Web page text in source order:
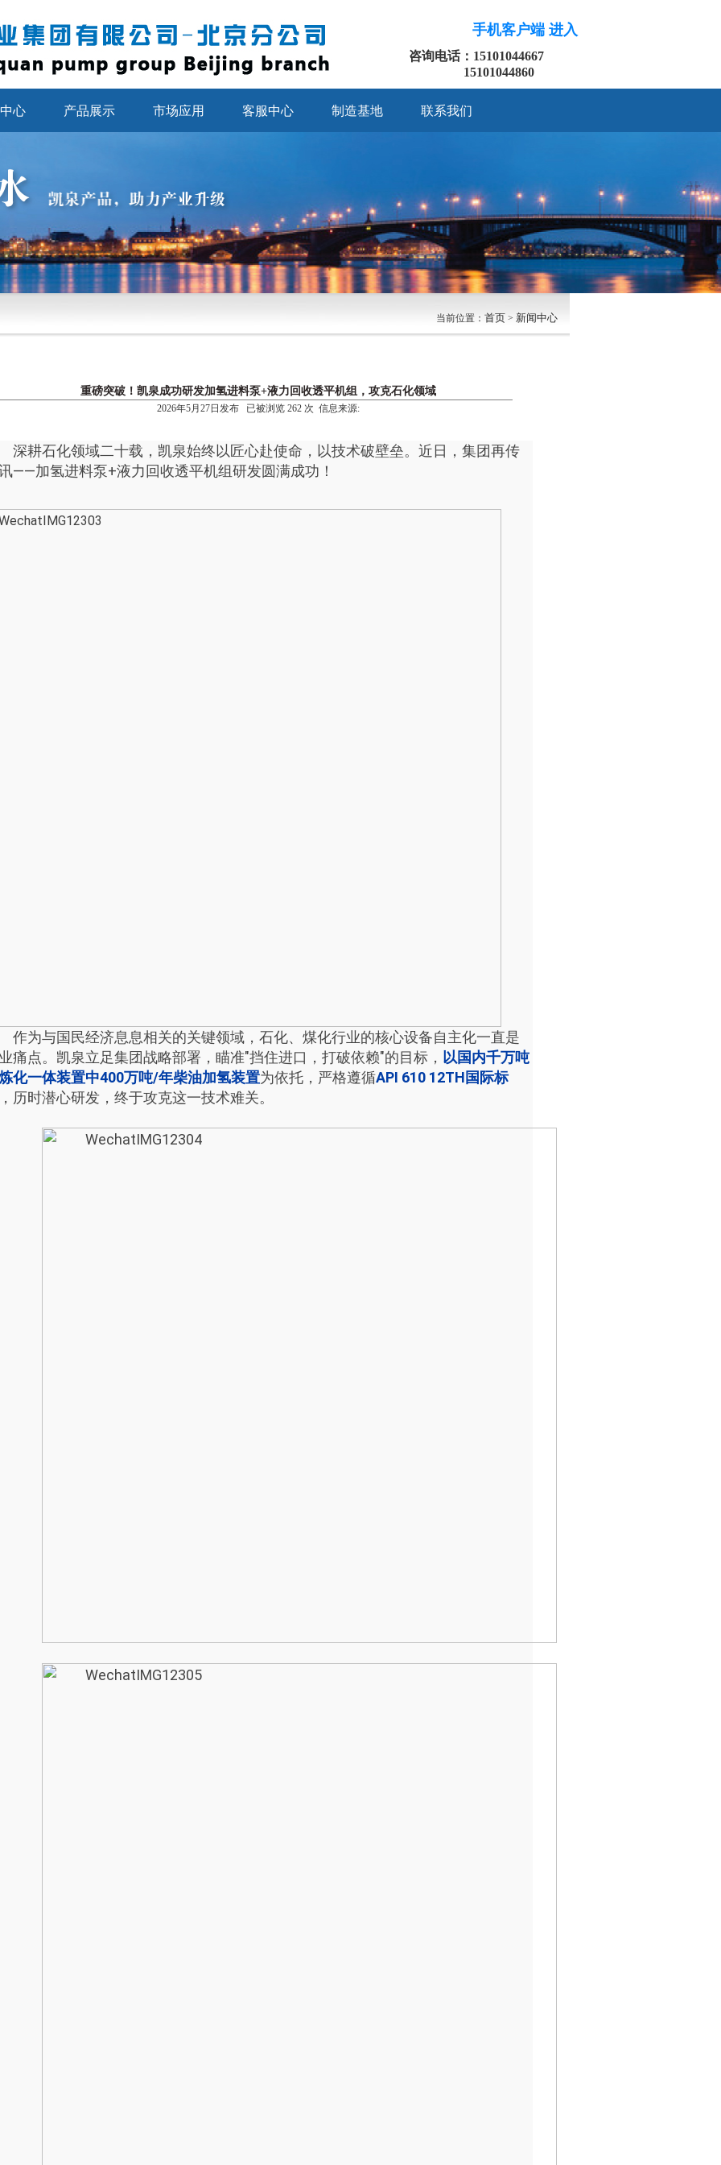
手机客户端 进入
咨询电话：15101044667
15101044860
心 产品展示 市场应用 客服中心 制造基地 联系我们
当前位置： 首页 > 新闻中心
重磅突破！凯泉成功研发加氢进料泵+液力回收透平机组，攻克石化领域
2026年5月27日发布 已被浏览 262 次 信息来源:
深耕石化领域二十载，凯泉始终以匠心赴使命，以技术破壁垒。近日，集团再传
——加氢进料泵+液力回收透平机组研发圆满成功！
作为与国民经济息息相关的关键领域，石化、煤化行业的核心设备自主化一直是
痛点。凯泉立足集团战略部署，瞄准"挡住进口，打破依赖"的目标， 以国内千万吨
化一体装置中400万吨/年柴油加氢装置为依托，严格遵循API 610 12TH国际标
历时潜心研发，终于攻克这一技术难关。